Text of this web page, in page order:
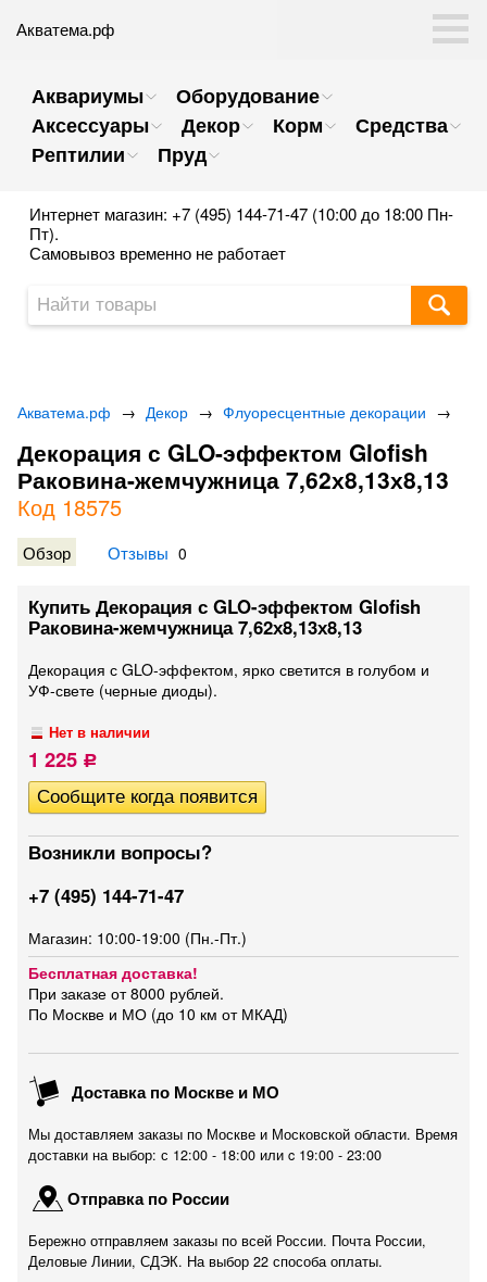
Акватема.рф
Аквариумы
Оборудование
Аксессуары
Декор Корм
Средства
Рептилии
Пруд
Интернет магазин: +7 (495) 144-71-47 (10:00 до 18:00 Пн-
Пт).
Самовывоз временно не работает
Акватема.рф → Декор → Флуоресцентные декорации →
Декорация с GLO-эффектом Glofish
Раковина-жемчужница 7,62х8,13х8,13
Код 18575
Обзор Отзывы 0
Купить Декорация с GLO-эффектом Glofish
Раковина-жемчужница 7,62х8,13х8,13
Декорация с GLO-эффектом, ярко светится в голубом и
УФ-свете (черные диоды).
Нет в наличии
1 225 Р
Возникли вопросы?
+7 (495) 144-71-47
Магазин: 10:00-19:00 (Пн.-Пт.)
Бесплатная доставка!
При заказе от 8000 рублей.
По Москве и МО (до 10 км от МКАД)
Доставка по Москве и МО
Мы доставляем заказы по Москве и Московской области. Время
доставки на выбор: с 12:00 - 18:00 или c 19:00 - 23:00
Отправка по России
Бережно отправляем заказы по всей России. Почта России,
Деловые Линии, СДЭК. На выбор 22 способа оплаты.